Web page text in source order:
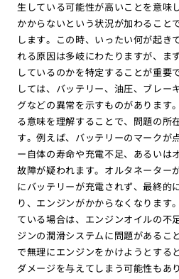
生している可能性が高いことを意味
かからないという状況が加わること
します。この時、いったい何が起き
れる原因は多岐にわたりますが、ま
しているのかを特定することが重要
しては、バッテリー、油圧、ブレー
グなどの異常を示すものがあります
る意味を理解することで、問題の所
す。例えば、バッテリーのマークが
ー自体の寿命や充電不足、あるいは
故障が疑われます。オルタネーター
にバッテリーが充電されず、最終的
り、エンジンがかからなくなります
ている場合は、エンジンオイルの不
ジンの潤滑システムに問題があるこ
で無理にエンジンをかけようとする
ダメージを与えてしまう可能性もあ